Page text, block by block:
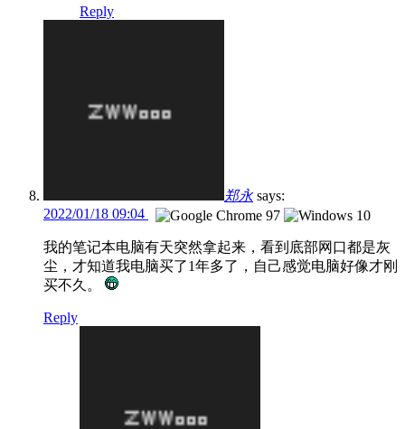
Reply
郑永 says:
2022/01/18 09:04
我的笔记本电脑有天突然拿起来，看到底部网口都是灰
尘，才知道我电脑买了1年多了，自己感觉电脑好像才刚
买不久。
Reply